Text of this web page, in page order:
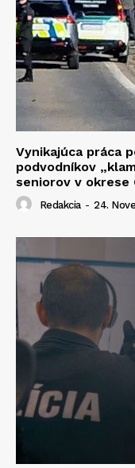
Vynikajúca práca
podvodníkov
seniorov v okrese
Redakcia - 24.